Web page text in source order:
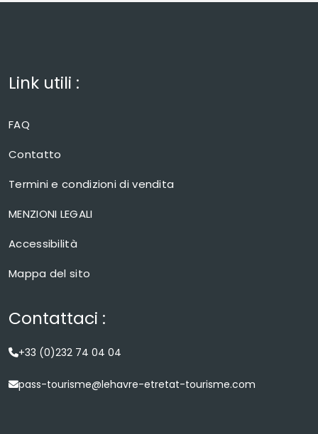
Link utili :
FAQ
Contatto
Termini e condizioni di vendita
MENZIONI LEGALI
Accessibilità
Mappa del sito
Contattaci :
+33 (0)232 74 04 04
pass-tourisme@lehavre-etretat-tourisme.com